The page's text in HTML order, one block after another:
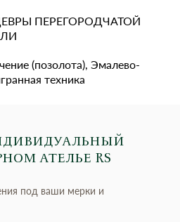
ПЕРЕГОРОДЧАТОЙ
(позолота), Эмалево-
техника
АТЕЛЬЕ RS
под ваши мерки и